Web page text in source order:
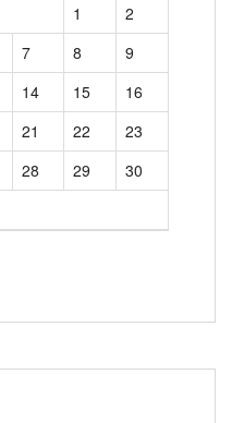
1
2
7 8
9
14 15
16
21 22
23
28 29
30